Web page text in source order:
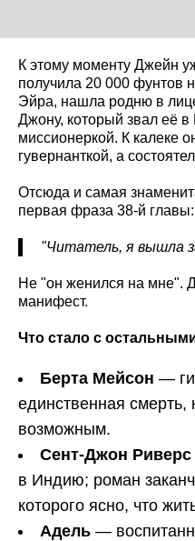
К этому моменту Джейн
получила 20 000 фунтов
Эйра, нашла родню в
Джону, который звал её
миссионеркой. К калеке
гувернанткой, а
Отсюда и самая
первая фраза 38-й главы:
"Читатель, я вышла
Не "он женился на мне".
манифест.
Что стало с
Берта Мейсон —
единственная смерть,
возможным.
Сент-Джон Риверс
в Индию; роман
которого ясно, что
Адель —